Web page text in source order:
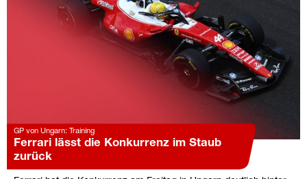
GP von Ungarn: Training
Ferrari lässt die Konkurrenz im Staub
zurück